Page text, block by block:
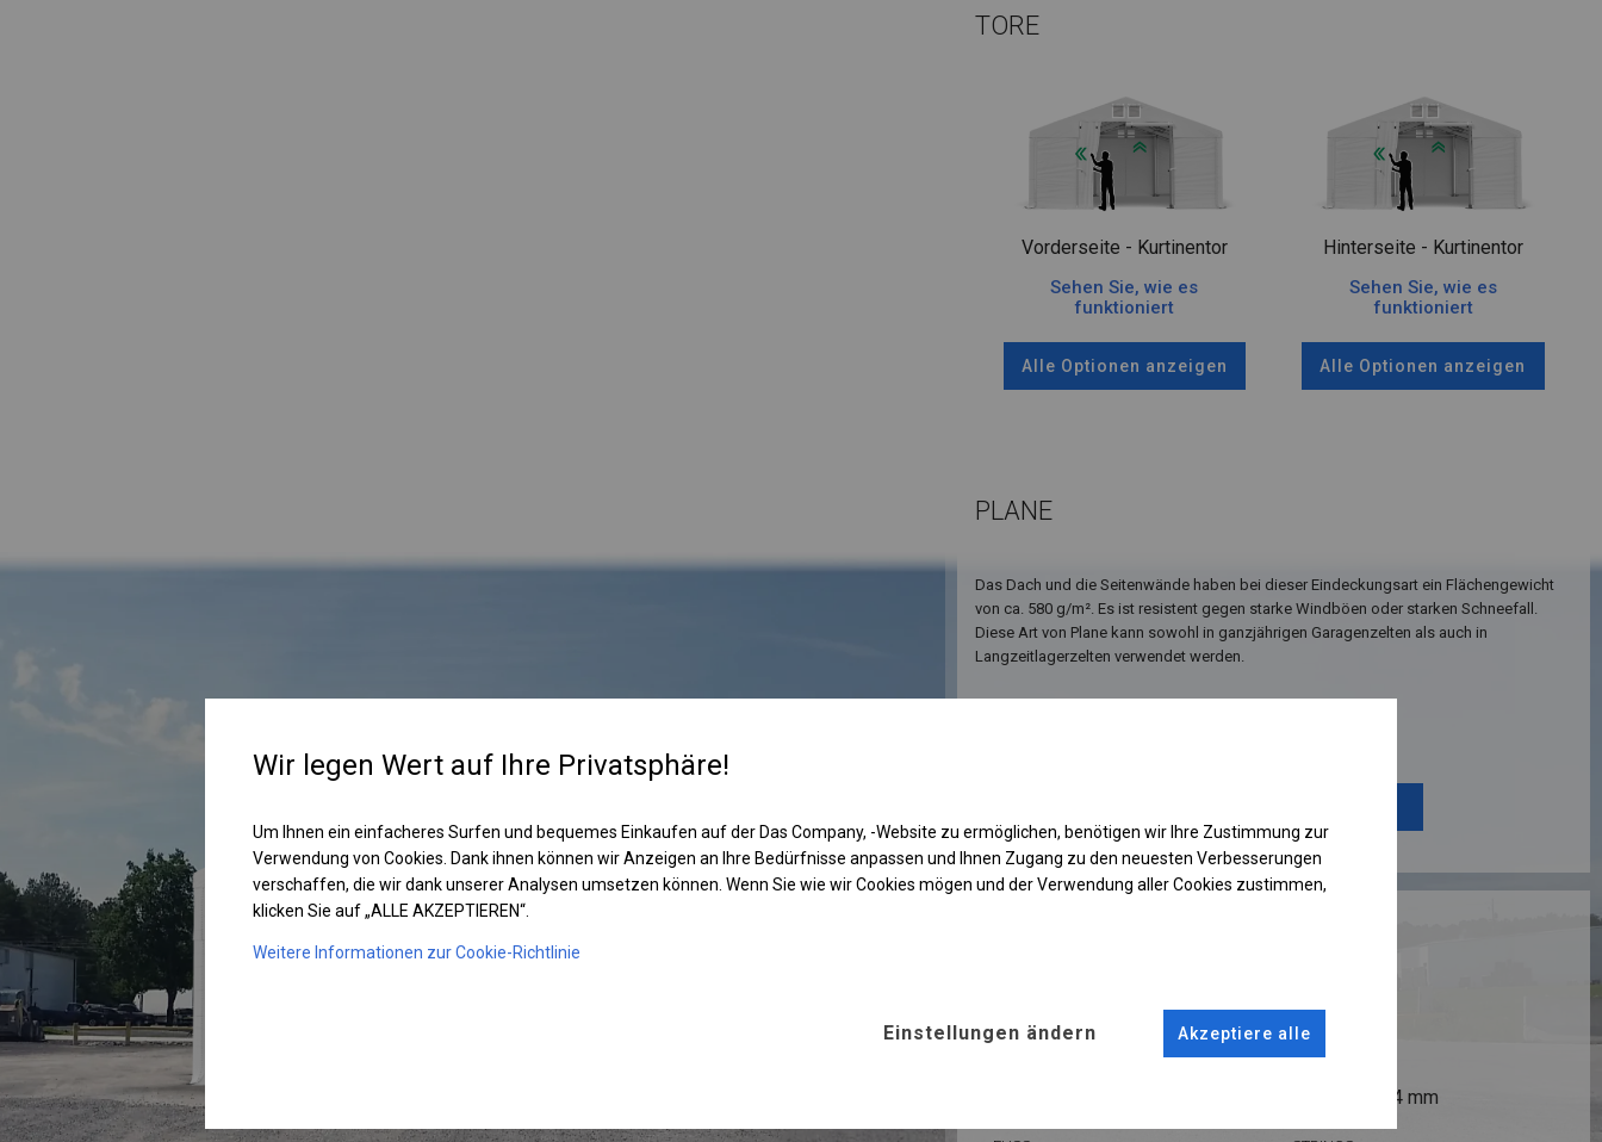
TORE
Vorderseite - Kurtinentor
Sehen Sie, wie es
funktioniert
Alle Optionen anzeigen
Hinterseite - Kurtinentor
Sehen Sie, wie es
funktioniert
Alle Optionen anzeigen
PLANE
Das Dach und die Seitenwände haben bei dieser Eindeckungsart ein Flächengewicht
von ca. 580 g/m². Es ist resistent gegen starke Windböen oder starken Schneefall.
Diese Art von Plane kann sowohl in ganzjährigen Garagenzelten als auch in
Langzeitlagerzelten verwendet werden.
ANSCHLÜSSE
fi 54 mm
Wir legen Wert auf Ihre Privatsphäre!
Um Ihnen ein einfacheres Surfen und bequemes Einkaufen auf der Das Company, -Website zu ermöglichen, benötigen wir Ihre Zustimmung zur
Verwendung von Cookies. Dank ihnen können wir Anzeigen an Ihre Bedürfnisse anpassen und Ihnen Zugang zu den neuesten Verbesserungen
verschaffen, die wir dank unserer Analysen umsetzen können. Wenn Sie wie wir Cookies mögen und der Verwendung aller Cookies zustimmen,
klicken Sie auf „ALLE AKZEPTIEREN“.
Weitere Informationen zur Cookie-Richtlinie
Einstellungen ändern Akzeptiere alle